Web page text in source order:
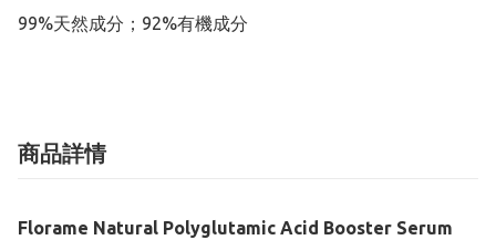
99%天然成分；92%有機成分
商品詳情
Florame Natural Polyglutamic Acid Booster Serum